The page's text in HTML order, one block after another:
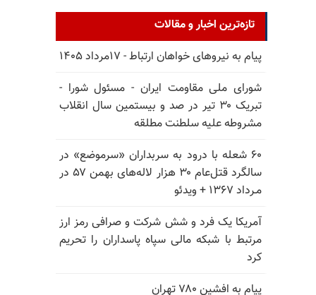
تازه‌ترین اخبار و مقالات
پیام به نیروهای خواهان ارتباط - ۱۷مرداد ۱۴۰۵
شورای ملی مقاومت ایران - مسئول شورا -
تبریک ۳۰ تیر در صد و بیستمین سال انقلاب
مشروطه علیه سلطنت مطلقه
۶۰ شعله با درود به سربداران «سرموضع» در
سالگرد قتل‌عام ۳۰ هزار لاله‌های بهمن ۵۷ در
مـرداد ۱۳۶۷ + ویدئو
آمریکا یک فرد و شش شرکت و صرافی رمز ارز
مرتبط با شبکه مالی سپاه پاسداران را تحریم
کرد
پیام به افشین ۷۸۰ تهران